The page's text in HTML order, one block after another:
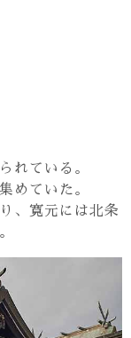
れている。
めていた。
、寛元には北条